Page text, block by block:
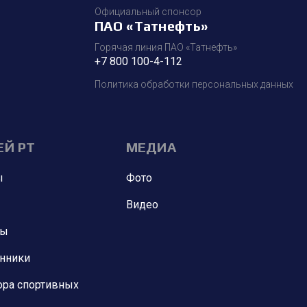
Официальный спонсор
ПАО «Татнефть»
Горячая линия ПАО «Татнефть»
+7 800 100-4-112
Политика обработки персональных данных
РТ
спортивных
МЕДИА
Фото
Видео